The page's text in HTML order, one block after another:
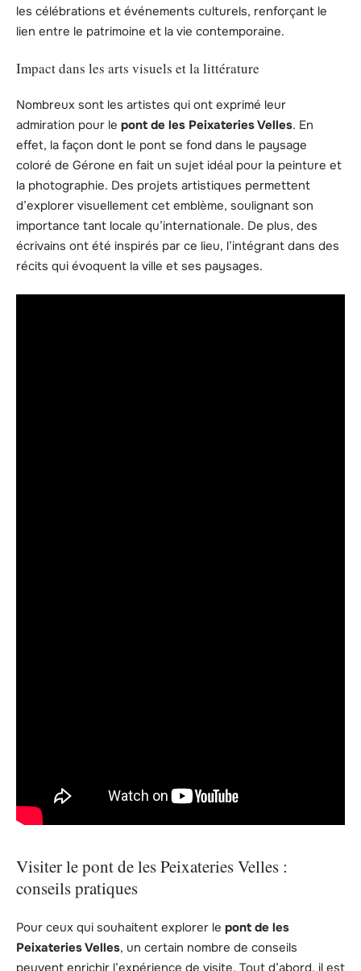
les célébrations et événements culturels, renforçant le
lien entre le patrimoine et la vie contemporaine.
Impact dans les arts visuels et la littérature
Nombreux sont les artistes qui ont exprimé leur
admiration pour le pont de les Peixateries Velles. En
effet, la façon dont le pont se fond dans le paysage
coloré de Gérone en fait un sujet idéal pour la peinture et
la photographie. Des projets artistiques permettent
d’explorer visuellement cet emblème, soulignant son
importance tant locale qu’internationale. De plus, des
écrivains ont été inspirés par ce lieu, l’intégrant dans des
récits qui évoquent la ville et ses paysages.
Visiter le pont de les Peixateries Velles :
conseils pratiques
Pour ceux qui souhaitent explorer le pont de les
Peixateries Velles, un certain nombre de conseils
peuvent enrichir l’expérience de visite. Tout d’abord, il est